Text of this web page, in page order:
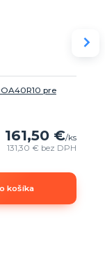
pre
161,50 €/ks
131,30 € bez DPH
košíka